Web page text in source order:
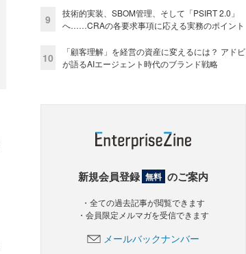
9
技術的実装、SBOM管理、そして「PSIRT 2.0」
へ……CRAの各要求事項に応える実務のポイント
10
「顧客理解」を経営の資産に変えるには？ アドビ
が語るAIエージェント時代のブランド戦略
新規会員登録 無料 のご案内
・全ての過去記事が閲覧できます
・会員限定メルマガを受信できます
メールバックナンバー